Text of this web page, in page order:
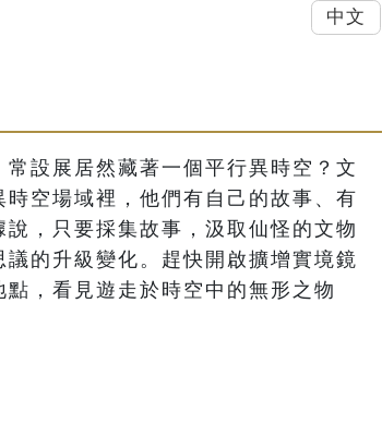
設展居然藏著一個平行異時空？文
空場域裡，他們有自己的故事、有
，只要採集故事，汲取仙怪的文物
的升級變化。趕快開啟擴增實境鏡
，看見遊走於時空中的無形之物